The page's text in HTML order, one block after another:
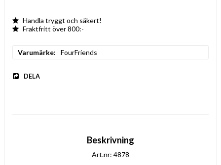
Handla tryggt och säkert!
Fraktfritt över 800:-
Varumärke FourFriends
DELA
Beskrivning
Art.nr: 4878